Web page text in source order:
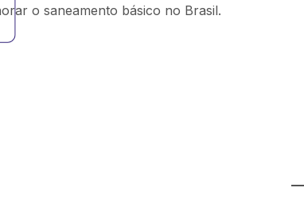
o saneamento básico no Brasil.